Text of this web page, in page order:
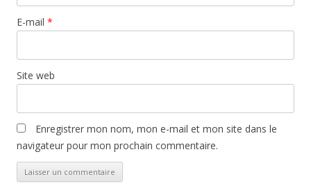
E-mail *
Site web
Enregistrer mon nom, mon e-mail et mon site dans le
navigateur pour mon prochain commentaire.